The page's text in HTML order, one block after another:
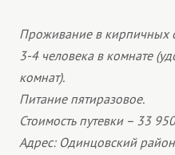
Проживание в кирпичных
3-4 человека в комнате
комнат).
Питание пятиразовое.
Стоимость путевки – 33
Адрес: Одинцовский